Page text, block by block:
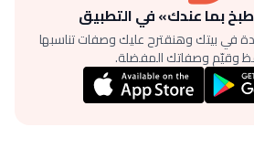
بما عندك» في التطبيق
في بيتك وهنقترح عليك وصفات تناسبها
وقيّم وصفاتك المفضلة.